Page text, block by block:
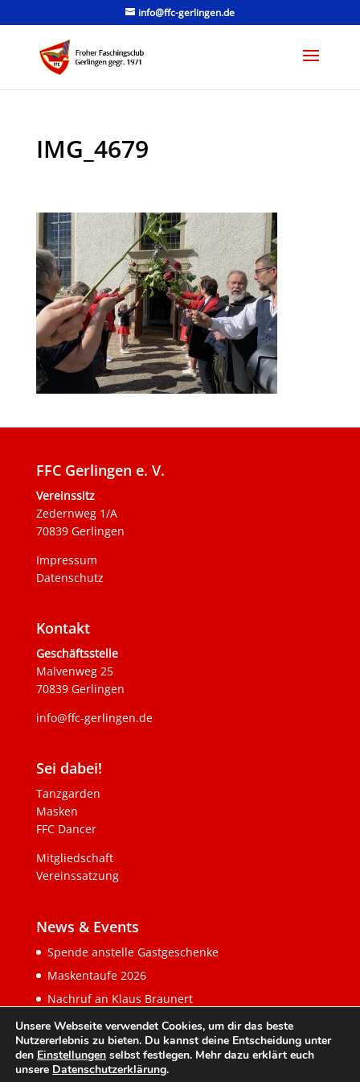
info@ffc-gerlingen.de
IMG_4679
FFC Gerlingen e. V.
Vereinssitz
Zedernweg 1/A
70839 Gerlingen
Impressum
Datenschutz
Kontakt
Geschäftsstelle
Malvenweg 25
70839 Gerlingen
info@ffc-gerlingen.de
Sei dabei!
Tanzgarden
Masken
FFC Dancer
Mitgliedschaft
Vereinssatzung
News & Events
Spende anstelle Gastgeschenke
Maskentaufe 2026
Nachruf an Klaus Braunert
Unsere Webseite verwendet Cookies, um dir das beste
Nutzererlebnis zu bieten. Du kannst deine Entscheidung unter
den Einstellungen selbst festlegen. Mehr dazu erklärt euch
unsere Datenschutzerklärung.